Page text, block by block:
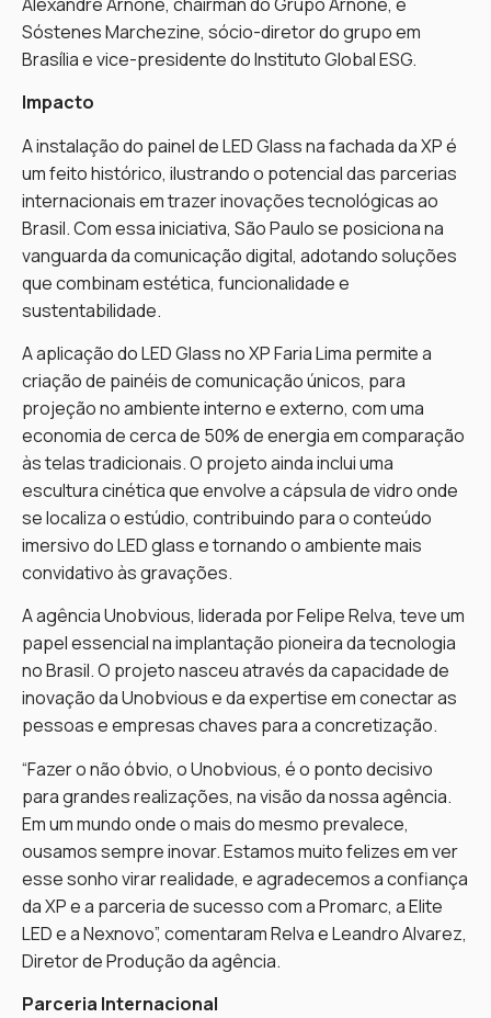
Sóstenes Marchezine, sócio-diretor do grupo em
Brasília e vice-presidente do Instituto Global ESG.
Impacto
A instalação do painel de LED Glass na fachada da XP é
um feito histórico, ilustrando o potencial das parcerias
internacionais em trazer inovações tecnológicas ao
Brasil. Com essa iniciativa, São Paulo se posiciona na
vanguarda da comunicação digital, adotando soluções
que combinam estética, funcionalidade e
sustentabilidade.
A aplicação do LED Glass no XP Faria Lima permite a
criação de painéis de comunicação únicos, para
projeção no ambiente interno e externo, com uma
economia de cerca de 50% de energia em comparação
às telas tradicionais. O projeto ainda inclui uma
escultura cinética que envolve a cápsula de vidro onde
se localiza o estúdio, contribuindo para o conteúdo
imersivo do LED glass e tornando o ambiente mais
convidativo às gravações.
A agência Unobvious, liderada por Felipe Relva, teve um
papel essencial na implantação pioneira da tecnologia
no Brasil. O projeto nasceu através da capacidade de
inovação da Unobvious e da expertise em conectar as
pessoas e empresas chaves para a concretização.
“Fazer o não óbvio, o Unobvious, é o ponto decisivo
para grandes realizações, na visão da nossa agência.
Em um mundo onde o mais do mesmo prevalece,
ousamos sempre inovar. Estamos muito felizes em ver
esse sonho virar realidade, e agradecemos a confiança
da XP e a parceria de sucesso com a Promarc, a Elite
LED e a Nexnovo”, comentaram Relva e Leandro Alvarez,
Diretor de Produção da agência.
Parceria Internacional